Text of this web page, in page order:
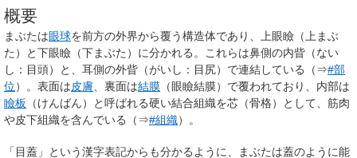
概要
まぶたは眼球を前方の外界から覆う構造体であり、上眼瞼（上まぶ
た）と下眼瞼（下まぶた）に分かれる。これらは鼻側の内眥（ない
し：目頭）と、耳側の外眥（がいし：目尻）で連結している（⇒#部
位）。表面は皮膚、裏面は結膜 （眼瞼結膜）で覆われており、内部は
瞼板
（けんばん）と呼ばれる硬い結合組織を芯（骨格）として、筋肉
や皮下組織を含んでいる（⇒#組織）。
「目蓋」という漢字表記からも分かるように、まぶたは蓋のように能